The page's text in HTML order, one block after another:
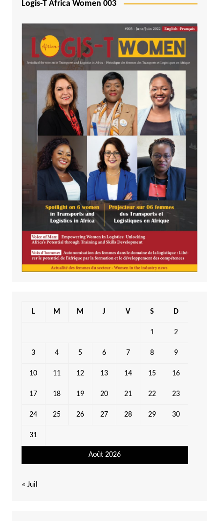
Logis-T Africa Women 003
Août 2026
L M M J V S D
1 2
3 4 5 6 7 8 9
10 11 12 13 14 15 16
17 18 19 20 21 22 23
24 25 26 27 28 29 30
31
« Juil